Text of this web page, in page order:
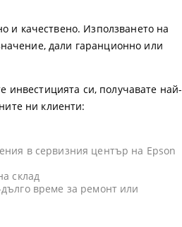
и качествено. Използването на
дали гаранционно или
инвестицията си, получавате най-
ни клиенти:
в сервизния център на Epson
склад
време за ремонт или